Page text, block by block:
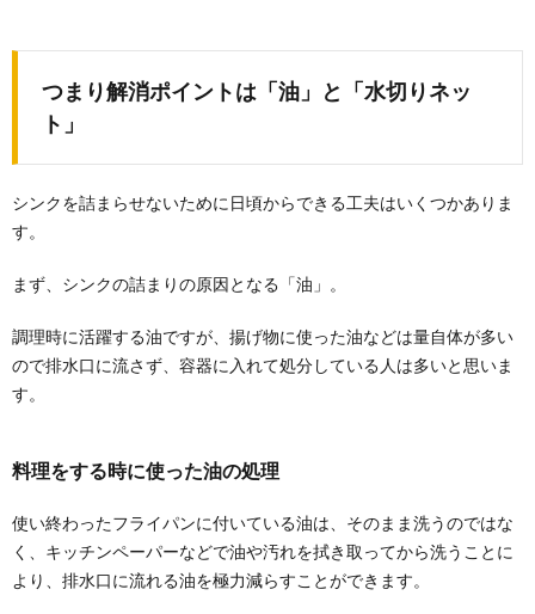
つまり解消ポイントは「油」と「水切りネッ
ト」
シンクを詰まらせないために日頃からできる工夫はいくつかありま
す。
まず、シンクの詰まりの原因となる「油」。
調理時に活躍する油ですが、揚げ物に使った油などは量自体が多い
ので排水口に流さず、容器に入れて処分している人は多いと思いま
す。
料理をする時に使った油の処理
使い終わったフライパンに付いている油は、そのまま洗うのではな
く、キッチンペーパーなどで油や汚れを拭き取ってから洗うことに
より、排水口に流れる油を極力減らすことができます。